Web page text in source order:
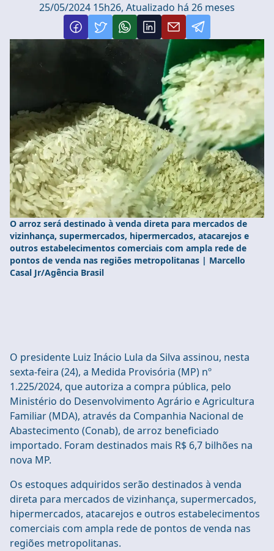
25/05/2024 15h26, Atualizado há 26 meses
O arroz será destinado à venda direta para mercados de
vizinhança, supermercados, hipermercados, atacarejos e
outros estabelecimentos comerciais com ampla rede de
pontos de venda nas regiões metropolitanas | Marcello
Casal Jr/Agência Brasil
O presidente Luiz Inácio Lula da Silva assinou, nesta
sexta-feira (24), a Medida Provisória (MP) nº
1.225/2024, que autoriza a compra pública, pelo
Ministério do Desenvolvimento Agrário e Agricultura
Familiar (MDA), através da Companhia Nacional de
Abastecimento (Conab), de arroz beneficiado
importado. Foram destinados mais R$ 6,7 bilhões na
nova MP.
Os estoques adquiridos serão destinados à venda
direta para mercados de vizinhança, supermercados,
hipermercados, atacarejos e outros estabelecimentos
comerciais com ampla rede de pontos de venda nas
regiões metropolitanas.